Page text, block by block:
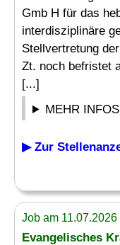
Gmb H für das
interdisziplinäre
Stellvertretung
Zt. noch befristet
[...]
MEHR
▶ Zur
Job am
Evangelisches